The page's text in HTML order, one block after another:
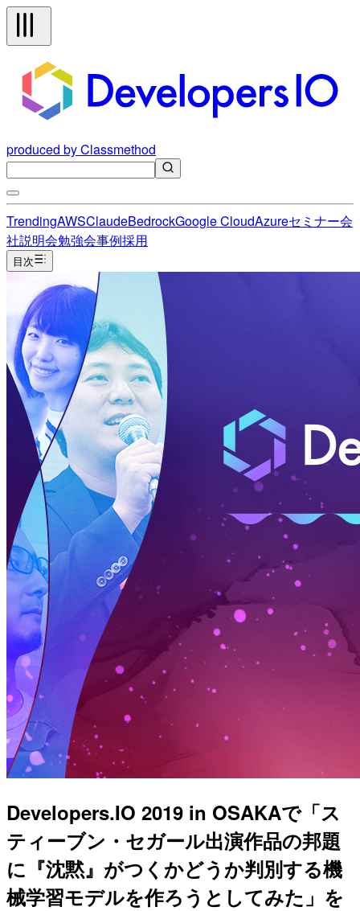
produced by Classmethod
TrendingAWSClaudeBedrockGoogle CloudAzureセミナー会
社説明会勉強会事例採用
目次
Developers.IO 2019 in OSAKAで「ス
ティーブン・セガール出演作品の邦題
に『沈黙』がつくかどうか判別する機
械学習モデルを作ろうとしてみた」を